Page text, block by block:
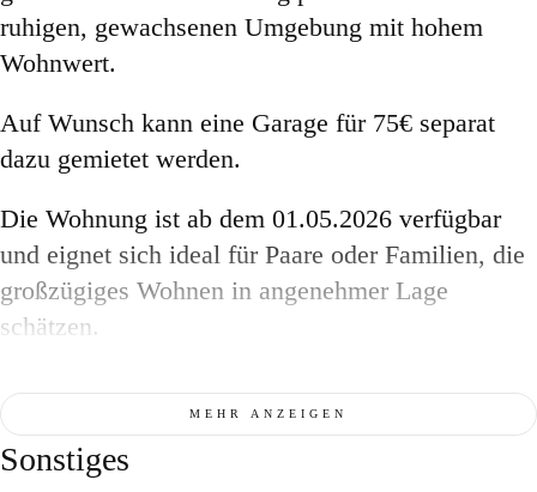
ruhigen, gewachsenen Umgebung mit hohem
Wohnwert.
Auf Wunsch kann eine Garage für 75€ separat
dazu gemietet werden.
Die Wohnung ist ab dem 01.05.2026 verfügbar
und eignet sich ideal für Paare oder Familien, die
großzügiges Wohnen in angenehmer Lage
schätzen.
MEHR ANZEIGEN
Sonstiges